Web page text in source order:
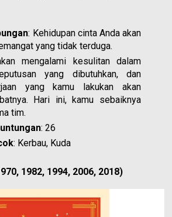
: Kehidupan cinta Anda akan
yang tidak terduga.
mengalami kesulitan dalam
yang dibutuhkan, dan
yang kamu lakukan akan
Hari ini, kamu sebaiknya
tim.
: 26
: Kerbau, Kuda
1982, 1994, 2006, 2018)